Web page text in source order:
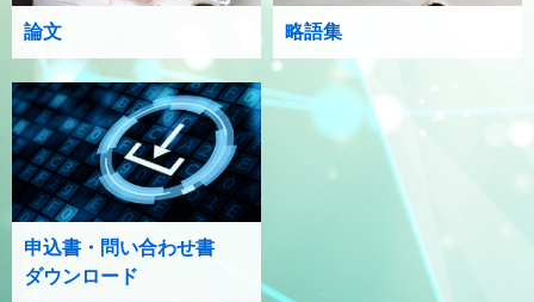
論文 略語集
申込書・問い合わせ書
ダウンロード